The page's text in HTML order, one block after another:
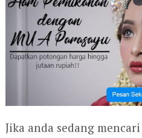
Jika anda sedang